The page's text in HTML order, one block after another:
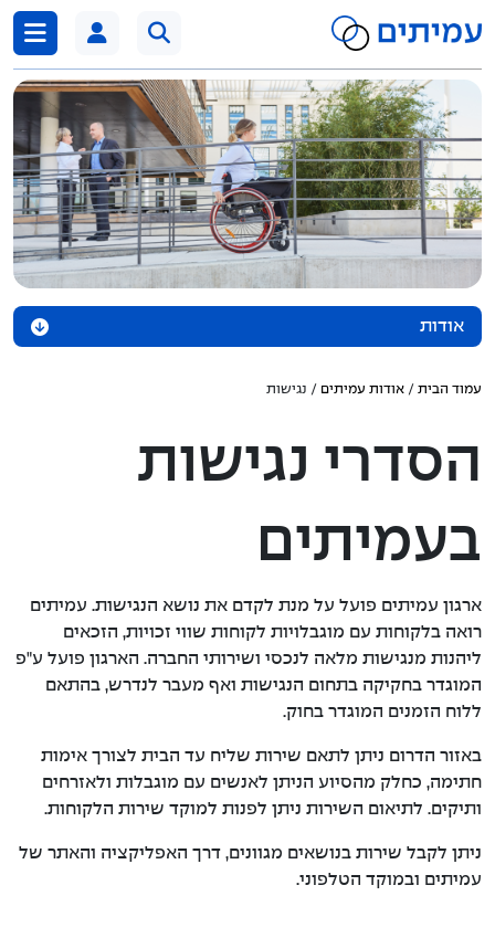
לדלג לתוכן
אודות
חזון עמיתים
מינהלה
אמות מידה לבחינת איכות הממשל התאגידי
גורמים קשורים
ועדת השקעות
ועדת הביקורת – חברים חיצוניים
עמוד הבית / אודות עמיתים / נגישות
הסדרי נגישות
בעמיתים
ארגון עמיתים פועל על מנת לקדם את נושא הנגישות. עמיתים
רואה בלקוחות עם מוגבלויות לקוחות שווי זכויות, הזכאים
ליהנות מנגישות מלאה לנכסי ושירותי החברה. הארגון פועל ע"פ
המוגדר בחקיקה בתחום הנגישות ואף מעבר לנדרש, בהתאם
ללוח הזמנים המוגדר בחוק.
באזור הדרום ניתן לתאם שירות שליח עד הבית לצורך אימות
חתימה, כחלק מהסיוע הניתן לאנשים עם מוגבלות ולאזרחים
ותיקים. לתיאום השירות ניתן לפנות למוקד שירות הלקוחות.
ניתן לקבל שירות בנושאים מגוונים, דרך האפליקציה והאתר של
עמיתים ובמוקד הטלפוני.